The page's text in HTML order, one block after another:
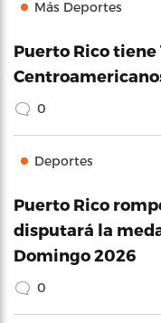
Más Deportes
Puerto Rico tiene
0
Deportes
Puerto Rico
disputará la
Domingo 2026
0